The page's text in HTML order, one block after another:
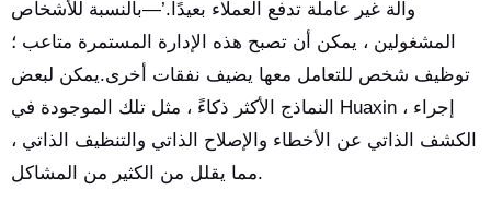
وآلة غير عاملة تدفع العملاء بعيدًا.’—بالنسبة للأشخاص
المشغولين ، يمكن أن تصبح هذه الإدارة المستمرة متاعب ؛
توظيف شخص للتعامل معها يضيف نفقات أخرى.يمكن لبعض
النماذج الأكثر ذكاءً ، مثل تلك الموجودة في Huaxin ، إجراء
الكشف الذاتي عن الأخطاء والإصلاح الذاتي والتنظيف الذاتي ،
مما يقلل من الكثير من المشاكل.